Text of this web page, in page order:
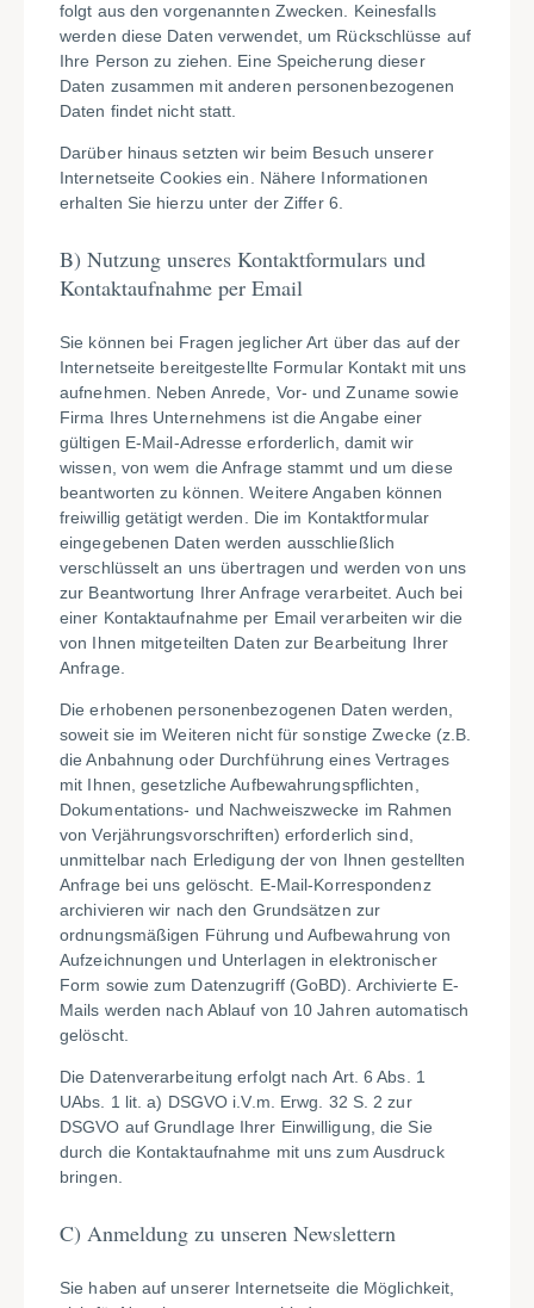
folgt aus den vorgenannten Zwecken. Keinesfalls
werden diese Daten verwendet, um Rückschlüsse auf
Ihre Person zu ziehen. Eine Speicherung dieser
Daten zusammen mit anderen personenbezogenen
Daten findet nicht statt.
Darüber hinaus setzten wir beim Besuch unserer
Internetseite Cookies ein. Nähere Informationen
erhalten Sie hierzu unter der Ziffer 6.
B) Nutzung unseres Kontaktformulars und
Kontaktaufnahme per Email
Sie können bei Fragen jeglicher Art über das auf der
Internetseite bereitgestellte Formular Kontakt mit uns
aufnehmen. Neben Anrede, Vor- und Zuname sowie
Firma Ihres Unternehmens ist die Angabe einer
gültigen E-Mail-Adresse erforderlich, damit wir
wissen, von wem die Anfrage stammt und um diese
beantworten zu können. Weitere Angaben können
freiwillig getätigt werden. Die im Kontaktformular
eingegebenen Daten werden ausschließlich
verschlüsselt an uns übertragen und werden von uns
zur Beantwortung Ihrer Anfrage verarbeitet. Auch bei
einer Kontaktaufnahme per Email verarbeiten wir die
von Ihnen mitgeteilten Daten zur Bearbeitung Ihrer
Anfrage.
Die erhobenen personenbezogenen Daten werden,
soweit sie im Weiteren nicht für sonstige Zwecke (z.B.
die Anbahnung oder Durchführung eines Vertrages
mit Ihnen, gesetzliche Aufbewahrungspflichten,
Dokumentations- und Nachweiszwecke im Rahmen
von Verjährungsvorschriften) erforderlich sind,
unmittelbar nach Erledigung der von Ihnen gestellten
Anfrage bei uns gelöscht. E-Mail-Korrespondenz
archivieren wir nach den Grundsätzen zur
ordnungsmäßigen Führung und Aufbewahrung von
Aufzeichnungen und Unterlagen in elektronischer
Form sowie zum Datenzugriff (GoBD). Archivierte E-
Mails werden nach Ablauf von 10 Jahren automatisch
gelöscht.
Die Datenverarbeitung erfolgt nach Art. 6 Abs. 1
UAbs. 1 lit. a) DSGVO i.V.m. Erwg. 32 S. 2 zur
DSGVO auf Grundlage Ihrer Einwilligung, die Sie
durch die Kontaktaufnahme mit uns zum Ausdruck
bringen.
C) Anmeldung zu unseren Newslettern
Sie haben auf unserer Internetseite die Möglichkeit,